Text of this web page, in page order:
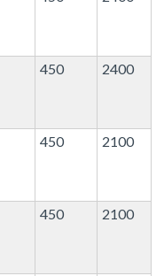
450 2400
450 2100
450 2100